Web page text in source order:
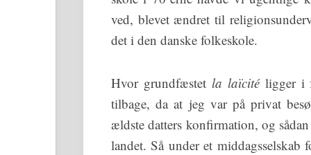
ved, blevet ændret til
det i den danske folkeskole.
Hvor grundfæstetla laïcité ligger i
tilbage, da at jeg var på privat
ældste datters konfirmation, og
landet. Så under et